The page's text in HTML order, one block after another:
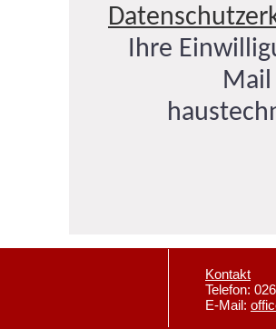
Ihre
Mail
Kontakt
Telefon:
E-Mail: